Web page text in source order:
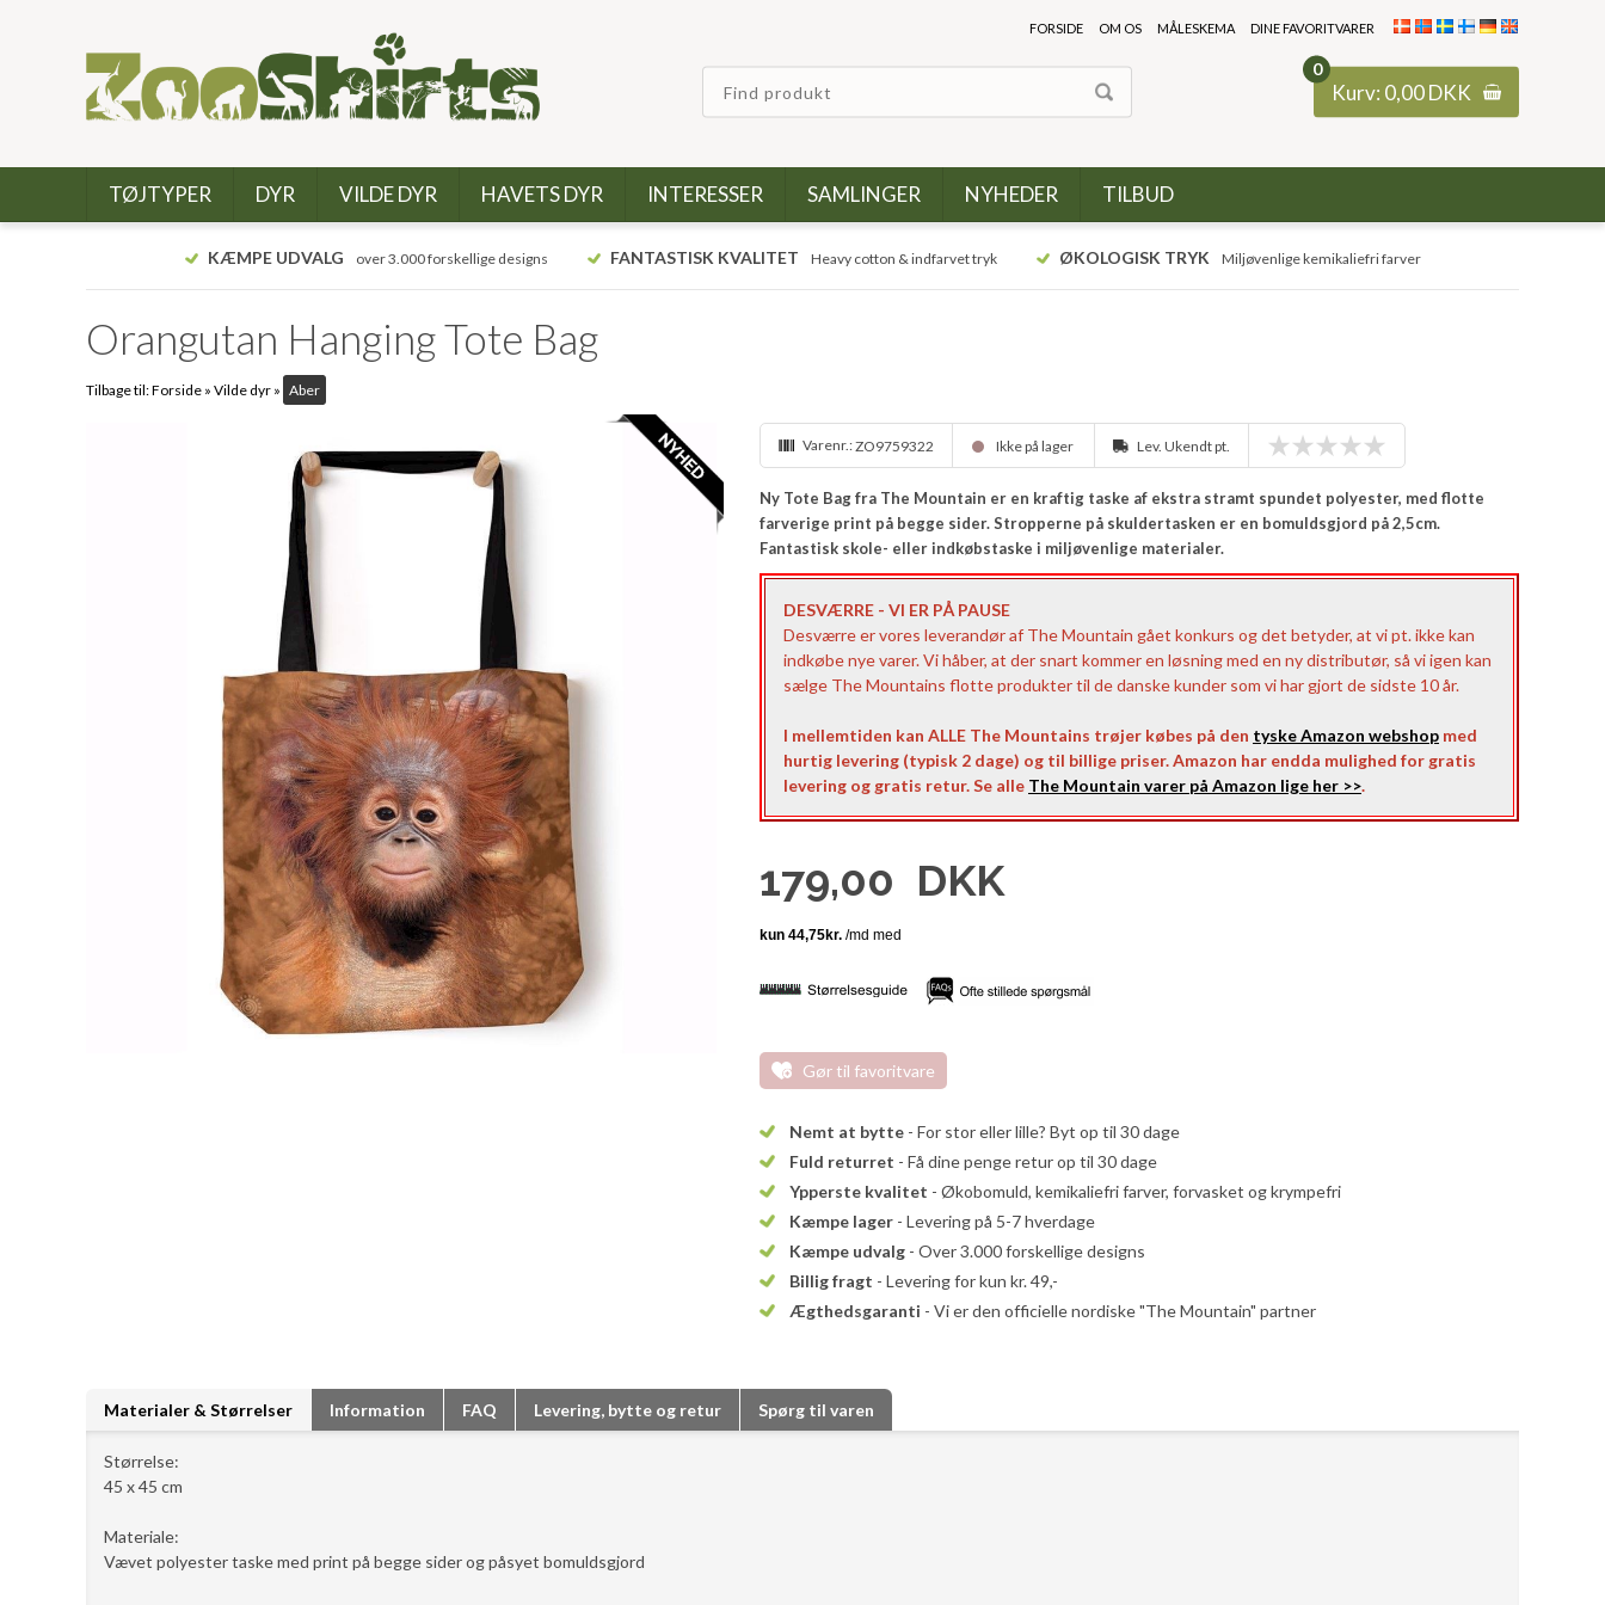
0
Kurv: 0,00DKK
FORSIDE OM OS MÅLESKEMA DINE FAVORITVARER
TØJTYPER DYR VILDE DYR HAVETS DYR INTERESSER SAMLINGER NYHEDER TILBUD
KÆMPE UDVALG over 3.000 forskellige designs FANTASTISK KVALITET Heavy cotton & indfarvet tryk ØKOLOGISK TRYK Miljøvenlige kemikaliefri farver
Orangutan Hanging Tote Bag
Tilbage til:Forside » Vilde dyr » Aber
Varenr.:ZO9759322 Ikke på lager Lev. Ukendt pt.
Ny Tote Bag fra The Mountain er en kraftig taske af ekstra stramt spundet polyester, med flotte
farverige print på begge sider. Stropperne på skuldertasken er en bomuldsgjord på 2,5cm.
Fantastisk skole- eller indkøbstaske i miljøvenlige materialer.
DESVÆRRE - VI ER PÅ PAUSE
Desværre er vores leverandør af The Mountain gået konkurs og det betyder, at vi pt. ikke kan
indkøbe nye varer. Vi håber, at der snart kommer en løsning med en ny distributør, så vi igen kan
sælge The Mountains flotte produkter til de danske kunder som vi har gjort de sidste 10 år.
I mellemtiden kan ALLE The Mountains trøjer købes på den tyske Amazon webshop med
hurtig levering (typisk 2 dage) og til billige priser. Amazon har endda mulighed for gratis
levering og gratis retur. Se alle The Mountain varer på Amazon lige her >>.
179,00 DKK
Gør til favoritvare
Nemt at bytte - For stor eller lille? Byt op til 30 dage
Fuld returret - Få dine penge retur op til 30 dage
Ypperste kvalitet - Økobomuld, kemikaliefri farver, forvasket og krympefri
Kæmpe lager - Levering på 5-7 hverdage
Kæmpe udvalg - Over 3.000 forskellige designs
Billig fragt - Levering for kun kr. 49,-
Ægthedsgaranti - Vi er den officielle nordiske "The Mountain" partner
Materialer & Størrelser Information FAQ Levering, bytte og retur Spørg til varen
Størrelse:
45 x 45 cm
Materiale:
Vævet polyester taske med print på begge sider og påsyet bomuldsgjord